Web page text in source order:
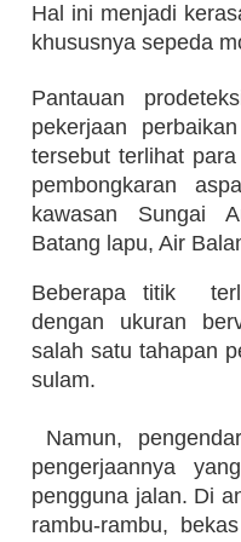
Hal ini menjadi
khususnya sepeda
Pantauan
pekerjaan
tersebut terlihat
pembongkaran
kawasan Sungai
Batang lapu, Air
Beberapa titik
dengan ukuran
salah satu tahapan
sulam.
Namun,
pengerjaannya
pengguna jalan. Di
rambu-rambu,